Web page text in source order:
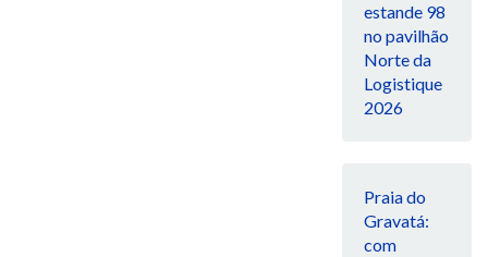
estande 98
no pavilhão
Norte da
Logistique
2026
Praia do
Gravatá:
com